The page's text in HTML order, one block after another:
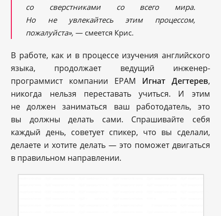
со сверстниками со всего мира.
Но не увлекайтесь этим процессом,
пожалуйста», — смеется Крис.
В работе, как и в процессе изучения английского
языка, продолжает ведущий инженер-
программист компании EPAM Игнат Дегтерев,
никогда нельзя переставать учиться. И этим
не должен заниматься ваш работодатель, это
вы должны делать сами. Спрашивайте себя
каждый день, советует спикер, что вы сделали,
делаете и хотите делать — это поможет двигаться
в правильном направлении.